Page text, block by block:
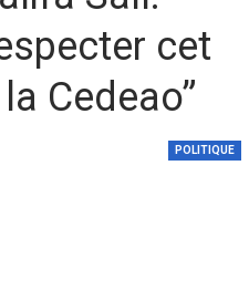
cet
Cedeao”
POLITIQUE